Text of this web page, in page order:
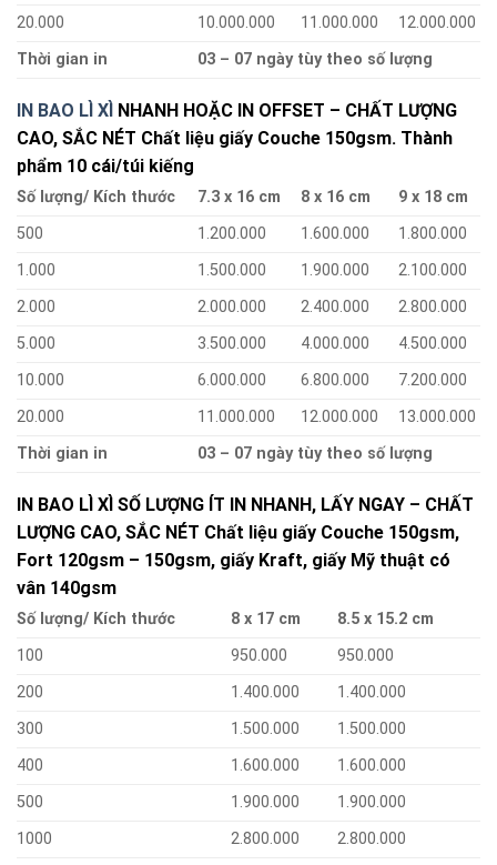
20.000
10.000.000 11.000.000
12.000.000
Thời gian in
03 – 07 ngày tùy theo số lượng
IN BAO LÌ XÌ NHANH HOẶC IN OFFSET – CHẤT LƯỢNG
CAO, SẮC NÉT Chất liệu giấy Couche 150gsm. Thành
phẩm 10 cái/túi kiếng
Số lượng/ Kích thước 7.3 x 16 cm 8 x 16 cm
9 x 18 cm
500
1.200.000 1.600.000
1.800.000
1.000
1.500.000 1.900.000
2.100.000
2.000
2.000.000 2.400.000
2.800.000
5.000
3.500.000 4.000.000
4.500.000
10.000
6.000.000 6.800.000
7.200.000
20.000
11.000.000 12.000.000
13.000.000
Thời gian in
03 – 07 ngày tùy theo số lượng
IN BAO LÌ XÌ SỐ LƯỢNG ÍT IN NHANH, LẤY NGAY – CHẤT
LƯỢNG CAO, SẮC NÉT Chất liệu giấy Couche 150gsm,
Fort 120gsm – 150gsm, giấy Kraft, giấy Mỹ thuật có
vân 140gsm
Số lượng/ Kích thước 8 x 17 cm
8.5 x 15.2 cm
100
950.000
950.000
200
1.400.000
1.400.000
300
1.500.000
1.500.000
400
1.600.000
1.600.000
500
1.900.000
1.900.000
1000
2.800.000
2.800.000